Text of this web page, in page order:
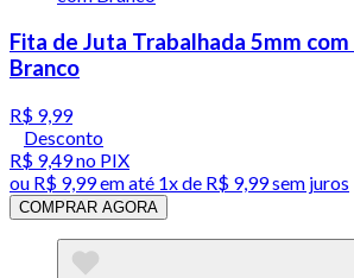
Fita de Juta Trabalhada 5mm
Branco
R$ 9,99
Desconto
R$ 9,49no PIX
ou R$ 9,99em até 1x de R$ 9,99sem juros
COMPRAR AGORA